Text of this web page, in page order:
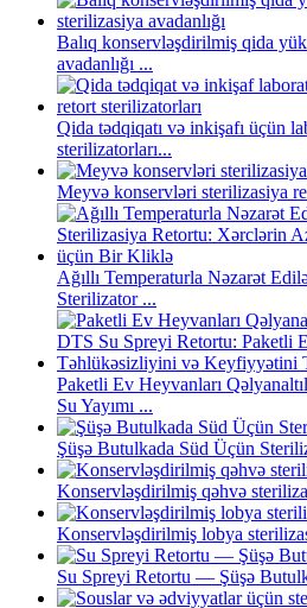
Balıq konservləşdirilmiş qida
avadanlığı ...
Qida tədqiqatı və inkişafı üçün
sterilizatorları...
Meyvə konservləri sterilizasiya
Ağıllı Temperaturla Nəzarət
Sterilizator ...
Paketli Ev Heyvanları
Su Yayımı ...
Şüşə Butulkada Süd Üçün
Konservləşdirilmiş qəhvə
Konservləşdirilmiş lobya
Su Spreyi Retortu — Şüşə